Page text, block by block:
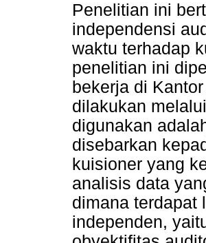
Penelitian ini
independensi
waktu terhadap
penelitian ini
bekerja di
dilakukan
digunakan
disebarkan
kuisioner yang
analisis data
dimana terdapat
independen,